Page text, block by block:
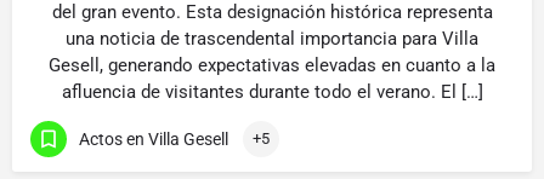
del gran evento. Esta designación histórica representa
una noticia de trascendental importancia para Villa
Gesell, generando expectativas elevadas en cuanto a la
afluencia de visitantes durante todo el verano. El […]
Actos en Villa Gesell +5